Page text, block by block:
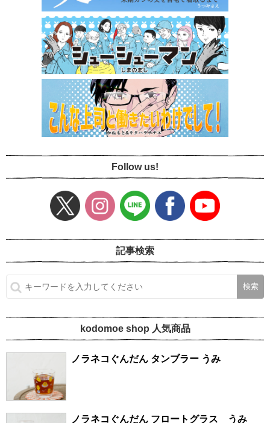
Follow us!
記事検索
kodomoe shop 人気商品
ノラネコぐんだん タンブラー うみ
ノラネコぐんだん フロートグラス うみ